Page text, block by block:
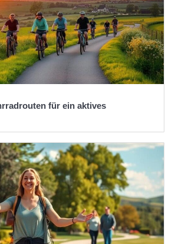
für ein aktives